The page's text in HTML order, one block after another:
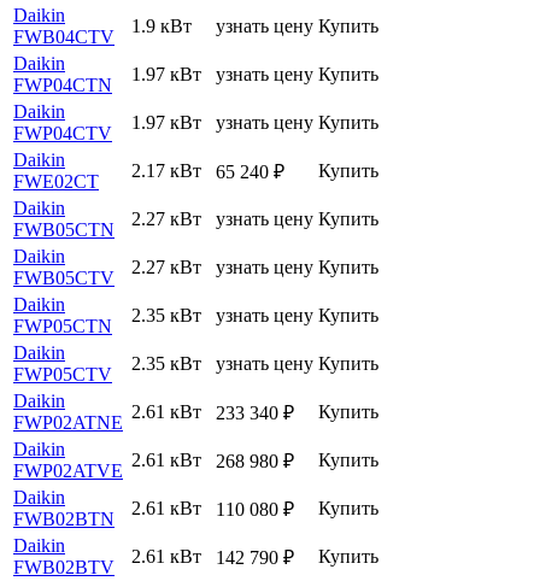
Daikin
FWB04CTV
1.9 кВт узнать цену Купить
Daikin
FWP04CTN
1.97 кВт узнать цену Купить
Daikin
FWP04CTV
1.97 кВт узнать цену Купить
Daikin
FWE02CT
2.17 кВт 65 240 ₽
Купить
Daikin
FWB05CTN
2.27 кВт узнать цену Купить
Daikin
FWB05CTV
2.27 кВт узнать цену Купить
Daikin
FWP05CTN
2.35 кВт узнать цену Купить
Daikin
FWP05CTV
2.35 кВт узнать цену Купить
Daikin
FWP02ATNE
2.61 кВт 233 340 ₽
Купить
Daikin
FWP02ATVE
2.61 кВт 268 980 ₽
Купить
Daikin
FWB02BTN
2.61 кВт 110 080 ₽
Купить
Daikin
FWB02BTV
2.61 кВт 142 790 ₽
Купить